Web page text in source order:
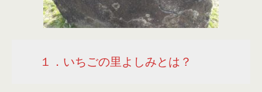
１．いちごの里よしみとは？